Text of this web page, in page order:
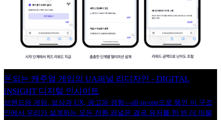
돈되는 캐주얼 게임의 UA퍼널 리디자인 - DIGITAL
iNSIGHT 디지털 인사이트
브랜드와 게임, 보상과 UX, 광고와 경험—all-in-one으로 묶인 이 구조
안에서 우리가 설계하는 모든 전환 퍼널은 결국 유저를 한 번 더 머물